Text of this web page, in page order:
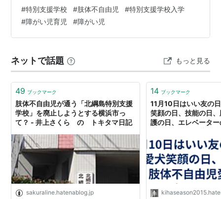
めにも必要とのことで録画もしながら娘の様子見ていた
だきました！ 📖 当日の流れ 先生と 1対1 で動きの確認 1
年生クラスに混ざって授業に参加 娘が先生と遊んでいる
のスケジュールでした！⏰ 🌼 娘の様子は…？ 最初は…
👧「…
#特別支援学校 #肢体不自由児 #特別支援学校入学
#障がい児育児 #障がい児
ネットで話題 もっと見る
49 ブックマーク
肢体不自由児が通う「北綱島特別支援
学校」を廃止しようとする横浜市っ
て？ - 井上さくら の トキタマ日記
sakuraline.hatenablog.jp
14 ブックマーク
11月10日はいい友の
笑顔の日、技能の日
護の日、エレベータ
ームの日、いい音の
吹かれ時を慈しむ旅
の日＆ハッピートー